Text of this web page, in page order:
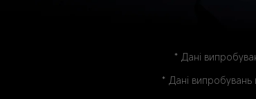
* Дані
* Дані випробувань